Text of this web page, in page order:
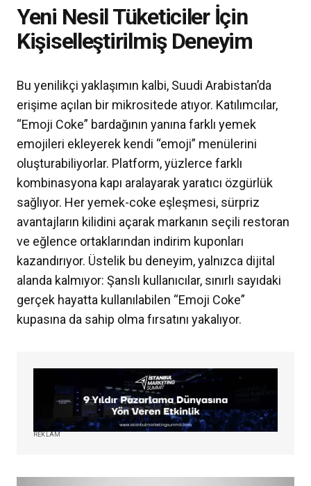
Yeni Nesil Tüketiciler İçin
Kişiselleştirilmiş Deneyim
Bu yenilikçi yaklaşımın kalbi, Suudi Arabistan’da
erişime açılan bir mikrositede atıyor. Katılımcılar,
“Emoji Coke” bardağının yanına farklı yemek
emojileri ekleyerek kendi “emoji” menülerini
oluşturabiliyorlar. Platform, yüzlerce farklı
kombinasyona kapı aralayarak yaratıcı özgürlük
sağlıyor. Her yemek-coke eşleşmesi, sürpriz
avantajların kilidini açarak markanın seçili restoran
ve eğlence ortaklarından indirim kuponları
kazandırıyor. Üstelik bu deneyim, yalnızca dijital
alanda kalmıyor: Şanslı kullanıcılar, sınırlı sayıdaki
gerçek hayatta kullanılabilen “Emoji Coke”
kupasına da sahip olma fırsatını yakalıyor.
REKLAM